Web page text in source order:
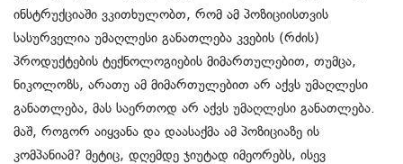
ინსტრუქციაში ვკითხულობთ, რომ ამ პოზიციისთვის
სასურველია უმაღლესი განათლება კვების (რძის)
პროდუქტების ტექნოლოგიების მიმართულებით, თუმცა,
ნიკოლოზს, არათუ ამ მიმართულებით არ აქვს უმაღლესი
განათლება, მას საერთოდ არ აქვს უმაღლესი განათლება.
მაშ, როგორ აიყვანა და დაასაქმა ამ პოზიციაზე ის
კომპანიამ? მეტიც, დღემდე ჯიუტად იმეორებს, ისევ